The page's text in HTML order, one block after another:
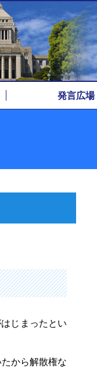
発言広場
じまったとい
から解散権な